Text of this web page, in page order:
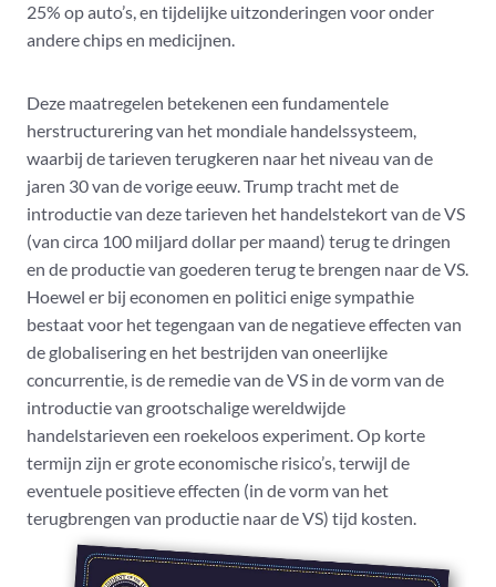
25% op auto’s, en tijdelijke uitzonderingen voor onder
andere chips en medicijnen.
Deze maatregelen betekenen een fundamentele
herstructurering van het mondiale handelssysteem,
waarbij de tarieven terugkeren naar het niveau van de
jaren 30 van de vorige eeuw. Trump tracht met de
introductie van deze tarieven het handelstekort van de VS
(van circa 100 miljard dollar per maand) terug te dringen
en de productie van goederen terug te brengen naar de VS.
Hoewel er bij economen en politici enige sympathie
bestaat voor het tegengaan van de negatieve effecten van
de globalisering en het bestrijden van oneerlijke
concurrentie, is de remedie van de VS in de vorm van de
introductie van grootschalige wereldwijde
handelstarieven een roekeloos experiment. Op korte
termijn zijn er grote economische risico’s, terwijl de
eventuele positieve effecten (in de vorm van het
terugbrengen van productie naar de VS) tijd kosten.